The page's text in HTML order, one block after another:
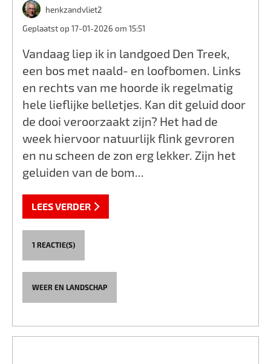
henkzandvliet2
Geplaatst op 17-01-2026 om 15:51
Vandaag liep ik in landgoed Den Treek,
een bos met naald- en loofbomen. Links
en rechts van me hoorde ik regelmatig
hele lieflijke belletjes. Kan dit geluid door
de dooi veroorzaakt zijn? Het had de
week hiervoor natuurlijk flink gevroren
en nu scheen de zon erg lekker. Zijn het
geluiden van de bom...
LEES VERDER
1 REACTIE(S)
WEER EN LANDSCHAP